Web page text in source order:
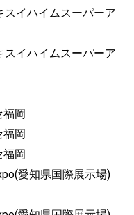
スイハイムスーパーア
スイハイムスーパーア
福岡
福岡
福岡
愛知県国際展示場)